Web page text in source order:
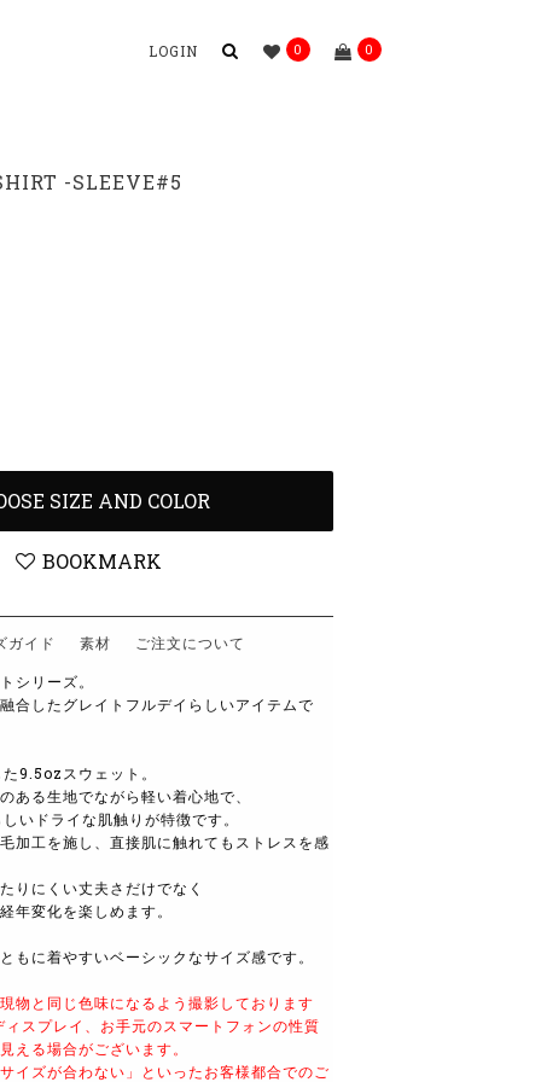
LOGIN 0 0
-SLEEVE#5
SIZE AND COLOR
BOOKMARK
ガイド 素材
ご注文について
シリーズ。
合したグレイトフルデイらしいアイテムで
9.5ozスウェット。
ある生地でながら軽い着心地で、
いドライな肌触りが特徴です。
加工を施し、直接肌に触れてもストレスを感
りにくい丈夫さだけでなく
年変化を楽しめます。
もに着やすいベーシックなサイズ感です。
物と同じ色味になるよう撮影しております
スプレイ、お手元のスマートフォンの性質
える場合がございます。
イズが合わない」といったお客様都合でのご